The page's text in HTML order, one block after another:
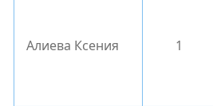
Алиева Ксения 1